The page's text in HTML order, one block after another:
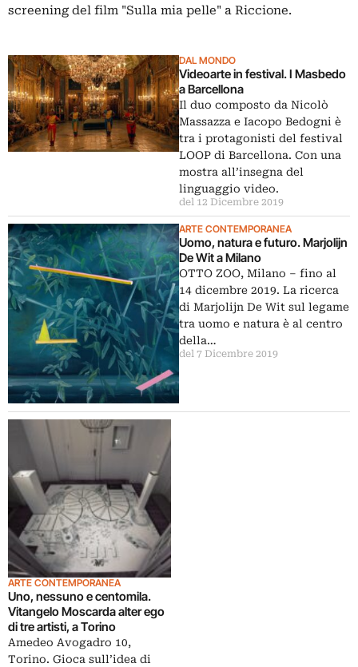
screening del film "Sulla mia pelle" a Riccione.
DAL MONDO
Videoarte in festival. I Masbedo
a Barcellona
Il duo composto da Nicolò
Massazza e Iacopo Bedogni è
tra i protagonisti del festival
LOOP di Barcellona. Con una
mostra all’insegna del
linguaggio video.
del 12 Dicembre 2019
ARTE CONTEMPORANEA
Uomo, natura e futuro. Marjolijn
De Wit a Milano
OTTO ZOO, Milano – fino al
14 dicembre 2019. La ricerca
di Marjolijn De Wit sul legame
tra uomo e natura è al centro
della…
del 7 Dicembre 2019
ARTE CONTEMPORANEA
Uno, nessuno e centomila.
Vitangelo Moscarda alter ego
di tre artisti, a Torino
Amedeo Avogadro 10,
Torino. Gioca sull’idea di